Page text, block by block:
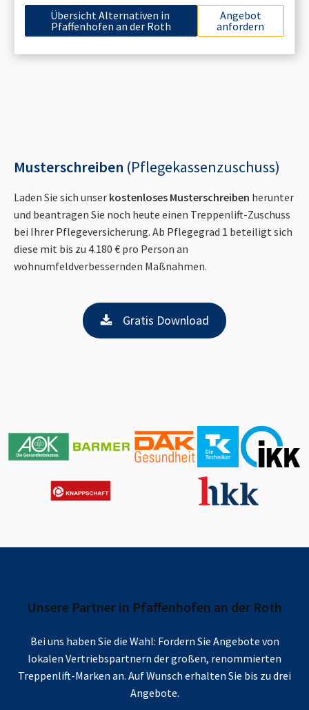
Übersicht Alternativen in
Pfaffenhofen an der Roth
Angebot
anfordern
Musterschreiben (Pflegekassenzuschuss)
Laden Sie sich unser kostenloses Musterschreiben herunter
und beantragen Sie noch heute einen Treppenlift-Zuschuss
bei Ihrer Pflegeversicherung. Ab Pflegegrad 1 beteiligt sich
diese mit bis zu 4.180 € pro Person an
wohnumfeldverbessernden Maßnahmen.
Gratis Download
Unsere Partner in Pfaffenhofen an der Roth
Bei uns haben Sie die Wahl: Fordern Sie Angebote von
lokalen Vertriebspartnern der großen, renommierten
Treppenlift-Marken an. Auf Wunsch erhalten Sie bis zu drei
Angebote.